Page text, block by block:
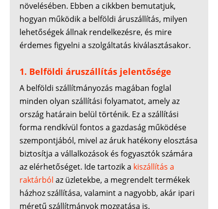
növelésében. Ebben a cikkben bemutatjuk,
hogyan működik a belföldi áruszállítás, milyen
lehetőségek állnak rendelkezésre, és mire
érdemes figyelni a szolgáltatás kiválasztásakor.
1. Belföldi áruszállítás jelentősége
A belföldi szállítmányozás magában foglal
minden olyan szállítási folyamatot, amely az
ország határain belül történik. Ez a szállítási
forma rendkívül fontos a gazdaság működése
szempontjából, mivel az áruk hatékony elosztása
biztosítja a vállalkozások és fogyasztók számára
az elérhetőséget. Ide tartozik a kiszállítás a
raktárból az üzletekbe, a megrendelt termékek
házhoz szállítása, valamint a nagyobb, akár ipari
méretű szállítmányok mozgatása is.